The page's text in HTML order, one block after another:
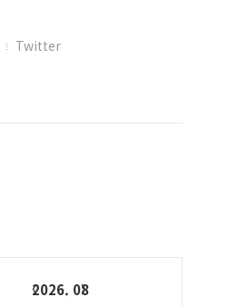
Twitter
2026. 08